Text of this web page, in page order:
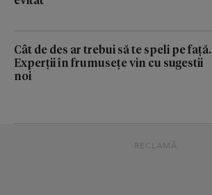
Cât de des ar trebui să te speli pe față.
Experții în frumusețe vin cu sugestii
noi
RECLAMĂ